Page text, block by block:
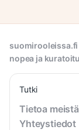
nopea ja
Tutki
Tietoa meistä
Yhteystiedot